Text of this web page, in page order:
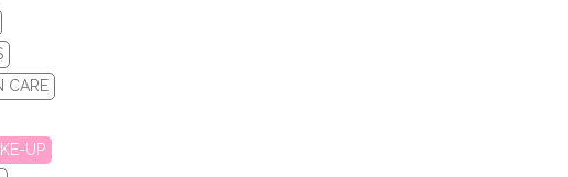
CARE
UP